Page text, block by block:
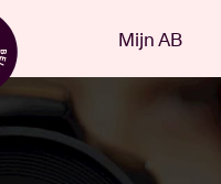
NLMijn AB